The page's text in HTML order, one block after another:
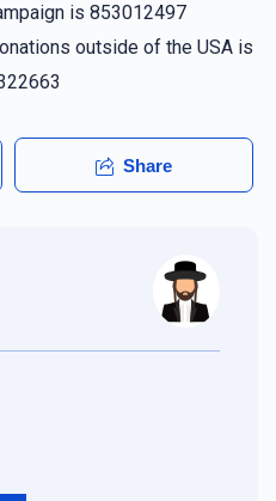
is 853012497
outside of the USA is
Share